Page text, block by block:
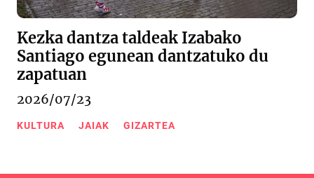
Kezka dantza taldeak Izabako
Santiago egunean dantzatuko du
zapatuan
2026/07/23
KULTURA JAIAK GIZARTEA